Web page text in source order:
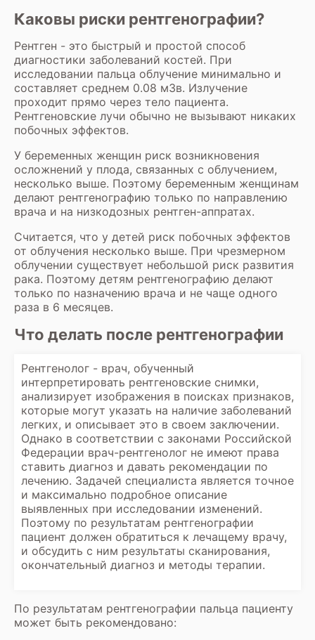
Каковы риски рентгенографии?
Рентген - это быстрый и простой способ
диагностики заболеваний костей. При
исследовании пальца облучение минимально и
составляет среднем 0.08 мЗв. Излучение
проходит прямо через тело пациента.
Рентгеновские лучи обычно не вызывают никаких
побочных эффектов.
У беременных женщин риск возникновения
осложнений у плода, связанных с облучением,
несколько выше. Поэтому беременным женщинам
делают рентгенографию только по направлению
врача и на низкодозных рентген-аппратах.
Считается, что у детей риск побочных эффектов
от облучения несколько выше. При чрезмерном
облучении существует небольшой риск развития
рака. Поэтому детям рентгенографию делают
только по назначению врача и не чаще одного
раза в 6 месяцев.
Что делать после рентгенографии
Рентгенолог - врач, обученный
интерпретировать рентгеновские снимки,
анализирует изображения в поисках признаков,
которые могут указать на наличие заболеваний
легких, и описывает это в своем заключении.
Однако в соответствии с законами Российской
Федерации врач-рентгенолог не имеют права
ставить диагноз и давать рекомендации по
лечению. Задачей специалиста является точное
и максимально подробное описание
выявленных при исследовании изменений.
Поэтому по результатам рентгенографии
пациент должен обратиться к лечащему врачу,
и обсудить с ним результаты сканирования,
окончательный диагноз и методы терапии.
По результатам рентгенографии пальца пациенту
может быть рекомендовано: